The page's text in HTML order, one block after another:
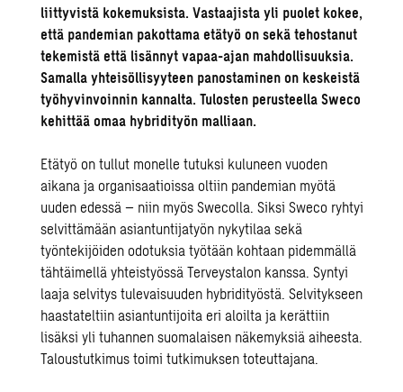
liittyvistä kokemuksista. Vastaajista yli puolet kokee,
että pandemian pakottama etätyö on sekä tehostanut
tekemistä että lisännyt vapaa-ajan mahdollisuuksia.
Samalla yhteisöllisyyteen panostaminen on keskeistä
työhyvinvoinnin kannalta. Tulosten perusteella Sweco
kehittää omaa hybridityön malliaan.
Etätyö on tullut monelle tutuksi kuluneen vuoden
aikana ja organisaatioissa oltiin pandemian myötä
uuden edessä – niin myös Swecolla. Siksi Sweco ryhtyi
selvittämään asiantuntijatyön nykytilaa sekä
työntekijöiden odotuksia työtään kohtaan pidemmällä
tähtäimellä yhteistyössä Terveystalon kanssa. Syntyi
laaja selvitys tulevaisuuden hybridityöstä. Selvitykseen
haastateltiin asiantuntijoita eri aloilta ja kerättiin
lisäksi yli tuhannen suomalaisen näkemyksiä aiheesta.
Taloustutkimus toimi tutkimuksen toteuttajana.